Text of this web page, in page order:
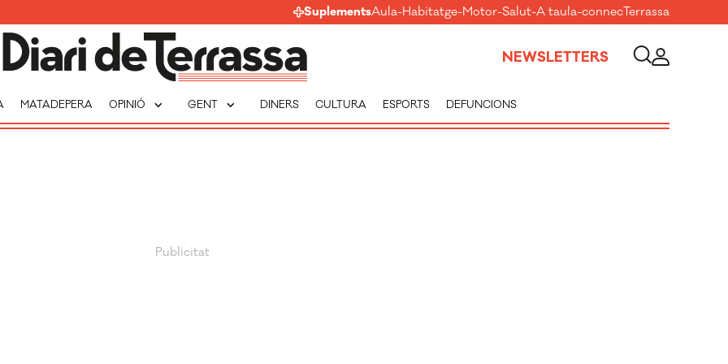
SuplementsAula-Habitatge-Motor-Salut-A taula-connecTerrassa
NEWSLETTERS
MATADEPERA OPINIÓ expand_more GENT expand_more DINERS CULTURA ESPORTS DEFUNCIONS